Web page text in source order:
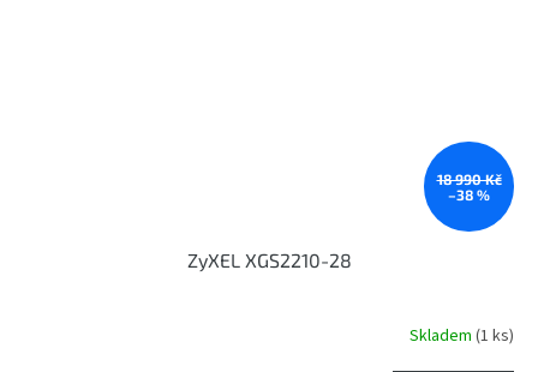
18 990 Kč
–38 %
ZyXEL XGS2210-28
Skladem (1 ks)